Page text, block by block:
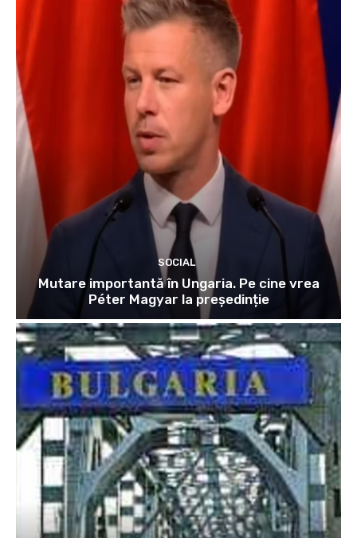
SOCIAL
Mutare importantă în Ungaria. Pe cine vrea
Péter Magyar la președinție